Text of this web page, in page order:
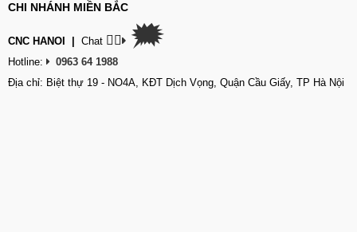
CHI NHÁNH MIỀN BẮC
CNC HANOI Chat 👉🏽 🗯
Hotline:
0963 64 1988
Địa chỉ: Biệt thự 19 - NO4A, KĐT Dịch Vọng, Quận Cầu Giấy, TP Hà Nội